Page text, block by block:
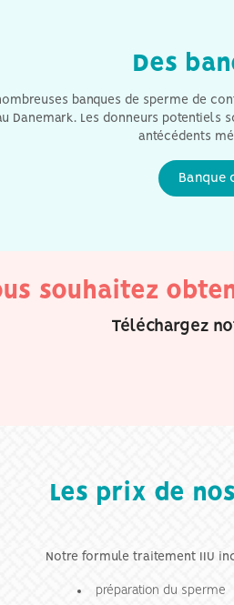
Des
banques de sperme de
Danemark. Les donneurs
antécédents
Banque
souhaitez
Téléchargez
Les prix de
Notre formule traitement IIU
préparation du sperme